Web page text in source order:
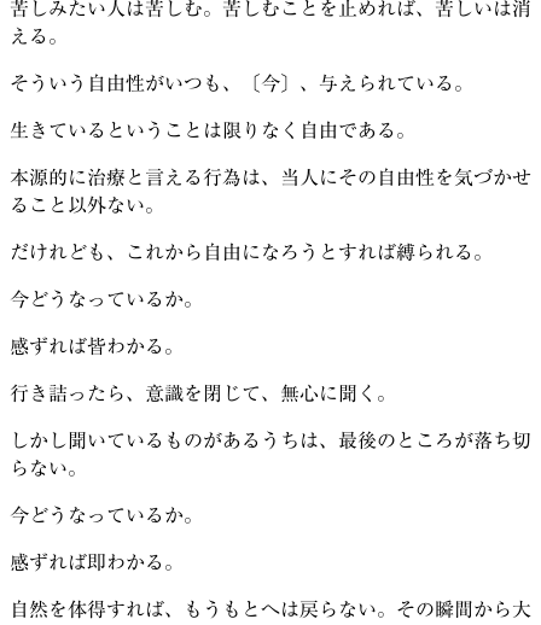
苦しみたい人は苦しむ。苦しむことを止めれば、苦しいは消
える。
そういう自由性がいつも、〔今〕、与えられている。
生きているということは限りなく自由である。
本源的に治療と言える行為は、当人にその自由性を気づかせ
ること以外ない。
だけれども、これから自由になろうとすれば縛られる。
今どうなっているか。
感ずれば皆わかる。
行き詰ったら、意識を閉じて、無心に聞く。
しかし聞いているものがあるうちは、最後のところが落ち切
らない。
今どうなっているか。
感ずれば即わかる。
自然を体得すれば、もうもとへは戻らない。その瞬間から大